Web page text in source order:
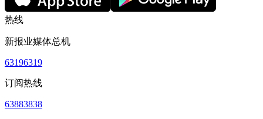
热线
新报业媒体总机
63196319
订阅热线
63883838